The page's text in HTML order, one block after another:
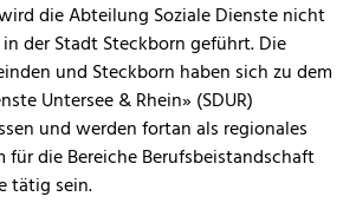
wird die Abteilung Soziale Dienste nicht
der Stadt Steckborn geführt. Die
und Steckborn haben sich zu dem
Untersee & Rhein» (SDUR)
und werden fortan als regionales
für die Bereiche Berufsbeistandschaft
tätig sein.